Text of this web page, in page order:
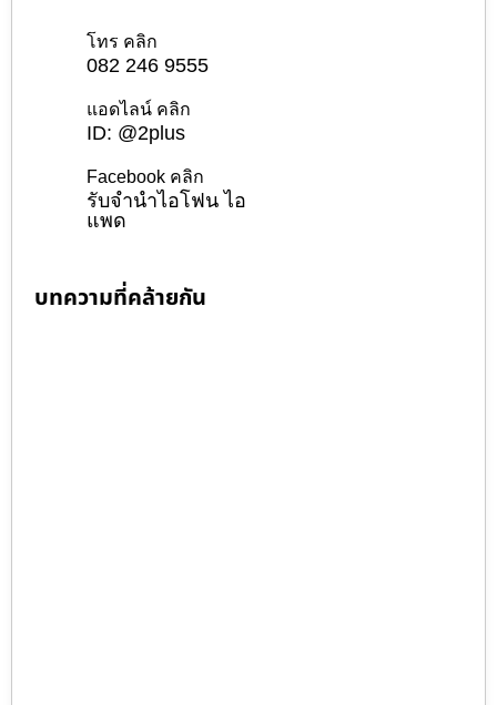
โทร คลิก
082 246 9555
แอดไลน์ คลิก
ID: @2plus
Facebook คลิก
รับจำนำไอโฟน ไอ
แพด
บทความที่คล้ายกัน